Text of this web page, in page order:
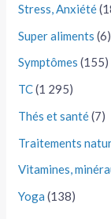
Stress, Anxiété
Super aliments (6)
Symptômes (155)
TC(1 295)
Thés et santé(7)
Traitements
Vitamines,
Yoga (138)